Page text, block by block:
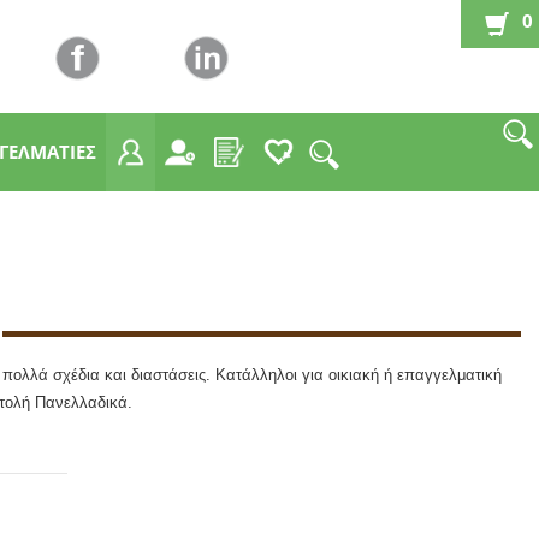
0
σχέδια και διαστάσεις. Κατάλληλοι για οικιακή ή επαγγελματική
Πανελλαδικά.